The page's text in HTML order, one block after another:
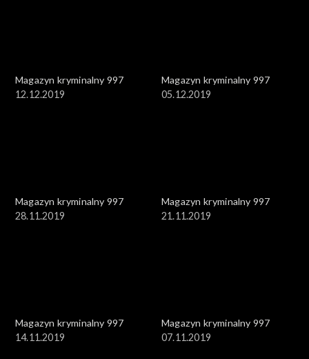
Magazyn kryminalny 997
12.12.2019
Magazyn kryminalny 997
05.12.2019
Magazyn kryminalny 997
28.11.2019
Magazyn kryminalny 997
21.11.2019
Magazyn kryminalny 997
14.11.2019
Magazyn kryminalny 997
07.11.2019